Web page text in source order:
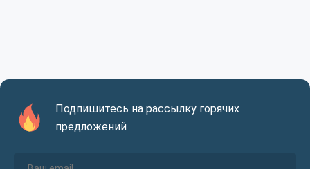
Подпишитесь на рассылку горячих
предложений